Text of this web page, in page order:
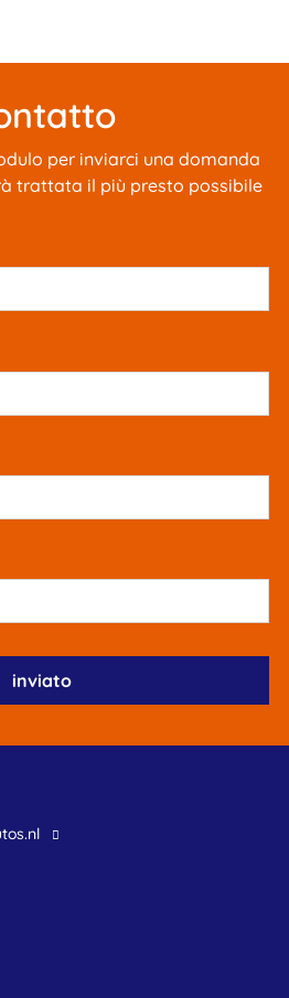
per inviarci una domanda
trattata il più presto possibile